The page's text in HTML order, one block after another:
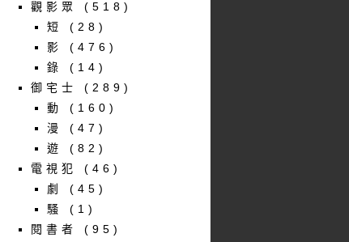
觀影眾
(518)
短
(28)
影
(476)
錄
(14)
御宅士
(289)
動
(160)
漫
(47)
遊
(82)
電視犯
(46)
劇
(45)
騷
(1)
閱書者
(95)